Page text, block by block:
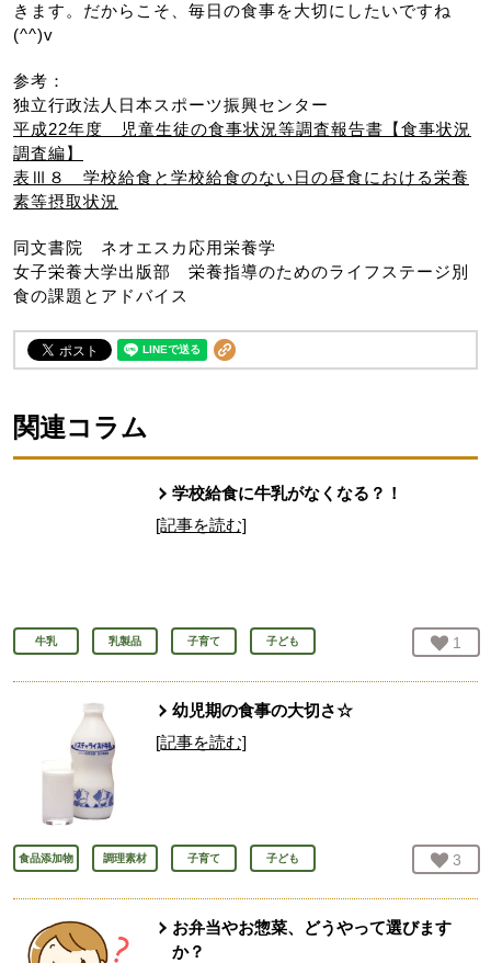
きます。だからこそ、毎日の食事を大切にしたいですね
(^^)v
参考：
独立行政法人日本スポーツ振興センター
平成22年度 児童生徒の食事状況等調査報告書【食事状況
調査編】
表Ⅲ８ 学校給食と学校給食のない日の昼食における栄養
素等摂取状況
同文書院 ネオエスカ応用栄養学
女子栄養大学出版部 栄養指導のためのライフステージ別
食の課題とアドバイス
関連コラム
学校給食に牛乳がなくなる？！
[記事を読む]
牛乳 乳製品 子育て 子ども お気
1
幼児期の食事の大切さ☆
[記事を読む]
食品添加物 調理素材 子育て 子ども お気
3
お弁当やお惣菜、どうやって選びます
か？